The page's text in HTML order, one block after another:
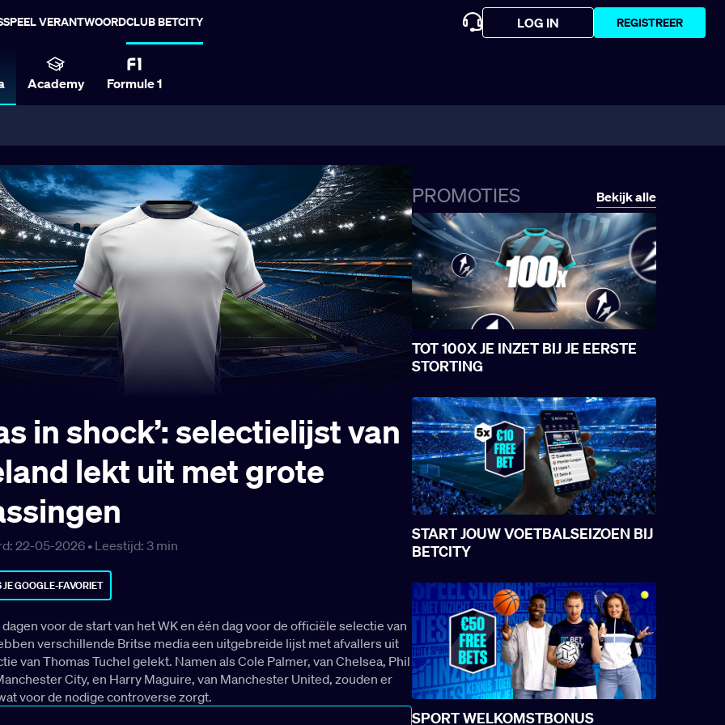
SPEEL VERANTWOORDCLUB BETCITY LOG IN REGISTREER
Academy Formule 1
in shock’: selectielijst van
lekt uit met grote
22-05-2026 • Leestijd: 3min
GOOGLE-FAVORIET
dagen voor de start van het WK en één dag voor de officiële selectie van
verschillende Britse media een uitgebreide lijst met afvallers uit
van Thomas Tuchel gelekt. Namen als Cole Palmer, van Chelsea, Phil
City, en Harry Maguire, van Manchester United, zouden er
voor de nodige controverse zorgt.
PROMOTIES Bekijk alle
TOT 100X JE INZET BIJ JE EERSTE
STORTING
START JOUW VOETBALSEIZOEN BIJ
BETCITY
SPORT WELKOMSTBONUS